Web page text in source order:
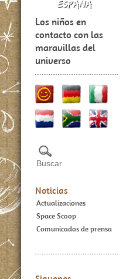
Los niños en
contacto con las
maravillas del
universo
Noticias
Actualizaciones
Space Scoop
Comunicados de prensa